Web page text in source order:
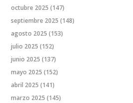
octubre 2025 (147)
septiembre 2025 (148)
agosto 2025 (153)
julio 2025 (152)
junio 2025 (137)
mayo 2025 (152)
abril 2025 (141)
marzo 2025 (145)